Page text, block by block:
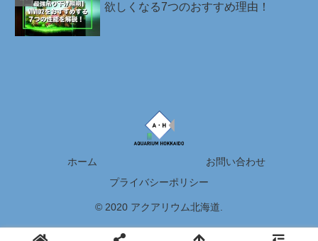
欲しくなる7つのおすすめ理由！
ホーム
お問い合わせ
プライバシーポリシー
© 2020 アクアリウム北海道.